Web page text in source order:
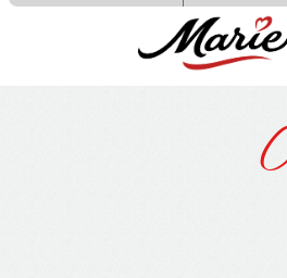
Nous
assurer du
site et à
page de
services
lecture